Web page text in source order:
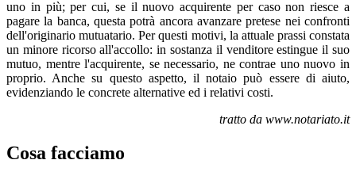
uno in più; per cui, se il nuovo acquirente per caso non riesce a
pagare la banca, questa potrà ancora avanzare pretese nei confronti
dell'originario mutuatario. Per questi motivi, la attuale prassi constata
un minore ricorso all'accollo: in sostanza il venditore estingue il suo
mutuo, mentre l'acquirente, se necessario, ne contrae uno nuovo in
proprio. Anche su questo aspetto, il notaio può essere di aiuto,
evidenziando le concrete alternative ed i relativi costi.
tratto da www.notariato.it
Cosa facciamo